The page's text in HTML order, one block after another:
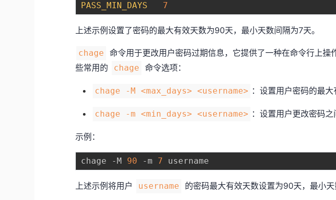
PASS_MIN_DAYS
7
上述示例设置了密码的最大有效天数为90天，最小天数间隔为7天。
chage
命令用于更改用户密码过期信息，它提供了一种在命令行上操
些常用的
chage 命令选项：
chage -M <max_days> <username> ：设置用户密码的最大
chage -m <min_days> <username> ：设置用户更改密码之
示例：
chage -M 90 -m 7
上述示例将用户 username 的密码最大有效天数设置为90天，最小天